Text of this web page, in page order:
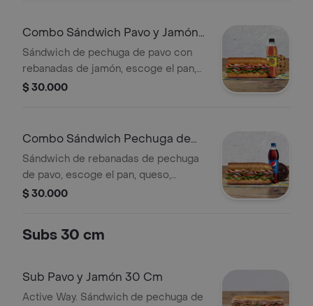
Combo Sándwich Pavo y Jamón
15 Cm
Sándwich de pechuga de pavo con
rebanadas de jamón, escoge el pan,
queso, vegetales y salsas que
$ 30.000
Combo Sándwich Pechuga de
Pavo 15 Cm
Sándwich de rebanadas de pechuga
de pavo, escoge el pan, queso,
vegetales y salsas que prefieras +
$ 30.000
Subs 30 cm
Sub Pavo y Jamón 30 Cm
Active Way. Sándwich de pechuga de